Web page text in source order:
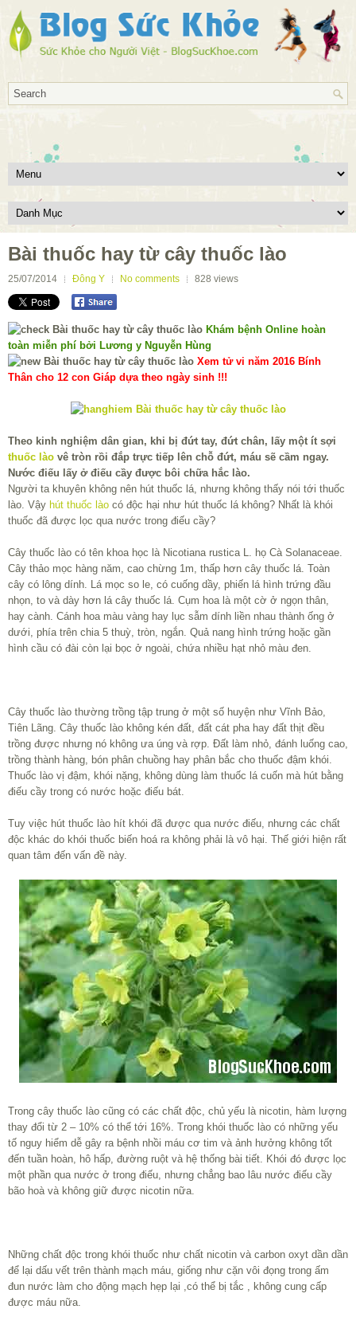
Bài thuốc hay từ cây thuốc lào
25/07/2014 Đông Y No comments 828 views
Khám bệnh Online hoàn
toàn miễn phí bởi Lương y Nguyễn Hùng
Xem tử vi năm 2016 Bính
Thân cho 12 con Giáp dựa theo ngày sinh !!!
Theo kinh nghiệm dân gian, khi bị đứt tay, đứt chân, lấy một ít sợi
thuốc lào vê tròn rồi đắp trực tiếp lên chỗ đứt, máu sẽ cầm ngay.
Nước điếu lấy ở điếu cầy được bôi chữa hắc lào.
Người ta khuyên không nên hút thuốc lá, nhưng không thấy nói tới thuốc
lào. Vậy hút thuốc lào có độc hại như hút thuốc lá không? Nhất là khói
thuốc đã được lọc qua nước trong điếu cầy?
Cây thuốc lào có tên khoa học là Nicotiana rustica L. họ Cà Solanaceae.
Cây thảo mọc hàng năm, cao chừng 1m, thấp hơn cây thuốc lá. Toàn
cây có lông dính. Lá mọc so le, có cuống dầy, phiến lá hình trứng đầu
nhọn, to và dày hơn lá cây thuốc lá. Cụm hoa là một cờ ở ngọn thân,
hay cành. Cánh hoa màu vàng hay lục sẫm dính liền nhau thành ống ở
dưới, phía trên chia 5 thuỳ, tròn, ngắn. Quả nang hình trứng hoặc gần
hình cầu có đài còn lại bọc ở ngoài, chứa nhiều hạt nhỏ màu đen.
Cây thuốc lào thường trồng tập trung ở một số huyện như Vĩnh Bảo,
Tiên Lãng. Cây thuốc lào không kén đất, đất cát pha hay đất thịt đều
trồng được nhưng nó không ưa úng và rợp. Đất làm nhỏ, đánh luống cao,
trồng thành hàng, bón phân chuồng hay phân bắc cho thuốc đậm khói.
Thuốc lào vị đậm, khói nặng, không dùng làm thuốc lá cuốn mà hút bằng
điếu cầy trong có nước hoặc điếu bát.
Tuy việc hút thuốc lào hít khói đã được qua nước điếu, nhưng các chất
độc khác do khói thuốc biến hoá ra không phải là vô hại. Thế giới hiện rất
quan tâm đến vấn đề này.
Trong cây thuốc lào cũng có các chất độc, chủ yếu là nicotin, hàm lượng
thay đổi từ 2 – 10% có thể tới 16%. Trong khói thuốc lào có những yếu
tố nguy hiểm dễ gây ra bệnh nhồi máu cơ tim và ảnh hưởng không tốt
đến tuần hoàn, hô hấp, đường ruột và hệ thống bài tiết. Khói đó được lọc
một phần qua nước ở trong điếu, nhưng chẳng bao lâu nước điếu cầy
bão hoà và không giữ được nicotin nữa.
Những chất độc trong khói thuốc như chất nicotin và carbon oxyt dần dần
để lại dấu vết trên thành mạch máu, giống như cặn vôi đọng trong ấm
đun nước làm cho động mạch hẹp lại ,có thể bị tắc , không cung cấp
được máu nữa.